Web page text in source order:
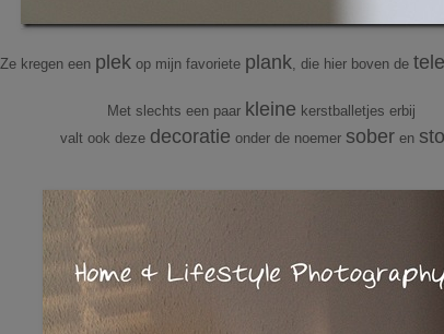
Ze kregen een plekop mijn favoriete plank, die hier boven de
Met slechts een paar kleine kerstballetjes erbij
valt ook deze decoratie onder de noemer sober en